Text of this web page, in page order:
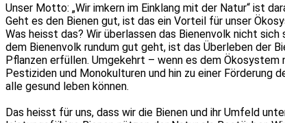
Unser Motto: „Wir imkern im Einklang mit der Natur“ ist
Geht es den Bienen gut, ist das ein Vorteil für unser
Was heisst das? Wir überlassen das Bienenvolk nicht
dem Bienenvolk rundum gut geht, ist das Überleben der
Pflanzen erfüllen. Umgekehrt – wenn es dem
Pestiziden und Monokulturen und hin zu einer
alle gesund leben können.
Das heisst für uns, dass wir die Bienen und ihr Umfeld